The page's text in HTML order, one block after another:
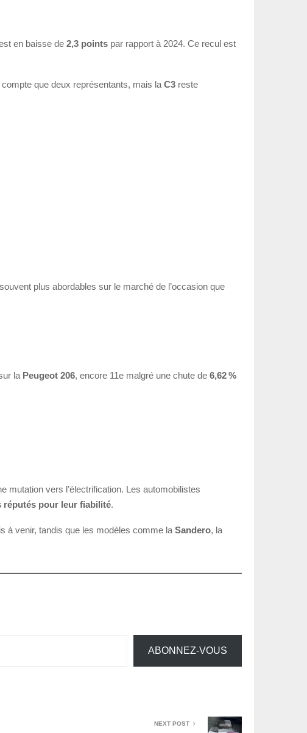
en baisse de 2,3 points par rapport à 2024. Ce recul est
que deux représentants, mais la C3 reste
plus abordables sur le marché de l’occasion que
la Peugeot 206, encore 11e malgré une chute de 6,62 %
mutation vers l’électrification. Les automobilistes
réputés pour leur fiabilité.
à venir, tandis que les modèles comme la Sandero, la
ABONNEZ-VOUS
NEXT POST